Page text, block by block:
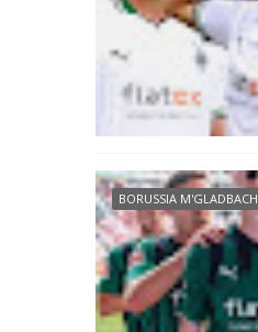
BORUSSIA M'GLADBACH